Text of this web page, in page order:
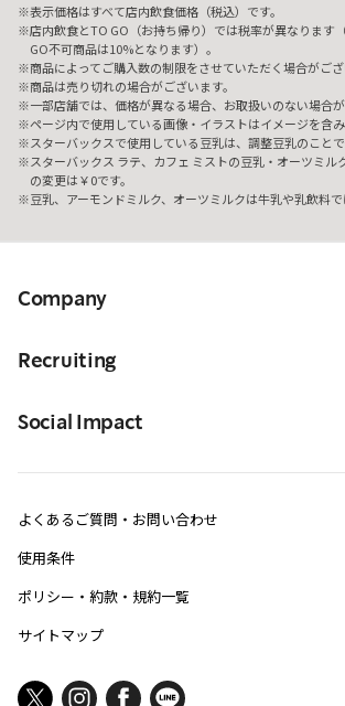
表示価格はすべて店内飲食価格（税込）です。
店内飲食とTO GO（お持ち帰り）では税率が異なります
GO不可商品は10%となります）。
商品によってご購入数の制限をさせていただく場合がござ
商品は売り切れの場合がございます。
一部店舗では、価格が異なる場合、お取扱いのない場合が
ページ内で使用している画像・イラストはイメージを含み
スターバックスで使用している豆乳は、調整豆乳のことで
スターバックス ラテ、カフェ ミストの豆乳・オーツミル
の変更は￥0です。
豆乳、アーモンドミルク、オーツミルクは牛乳や乳飲料で
Company
Recruiting
Social Impact
よくあるご質問・お問い合わせ
使用条件
ポリシー・約款・規約一覧
サイトマップ